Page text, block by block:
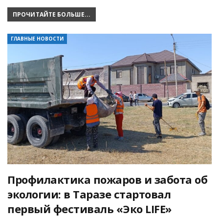
ПРОЧИТАЙТЕ БОЛЬШЕ...
ГЛАВНЫЕ НОВОСТИ
Профилактика пожаров и забота об
экологии: в Таразе стартовал
первый фестиваль «Эко LIFE»